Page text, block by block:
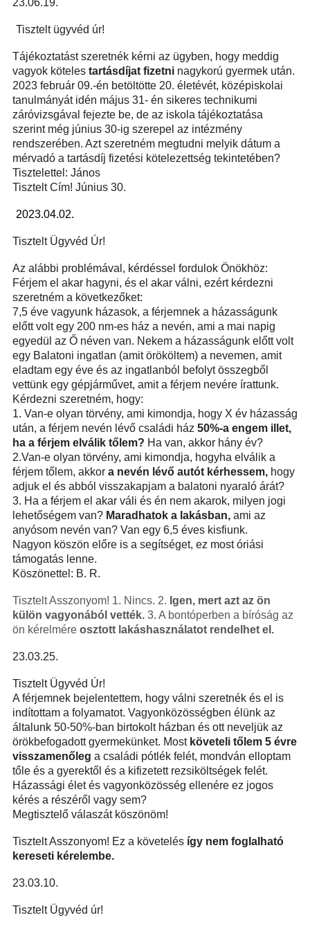
23.06.19.
Tisztelt ügyvéd úr!
Tájékoztatást szeretnék kérni az ügyben, hogy meddig
vagyok köteles tartásd íjat fizetni nagykorú gyermek után.
2023 február 09.-én betöltötte 20. életévét, középiskolai
tanulmányát idén május 31- én sikeres technikumi
záróvizsgával fejezte be, de az iskola tájékoztatása
szerint még június 30-ig szerepel az intézmény
rendszerében. Azt szeretném megtudni melyik dátum a
mérvadó a tartásdíj fizetési kötelezettség tekintetében?
Tisztelettel: János
Tisztelt Cím! Június 30.
2023.04.02.
Tisztelt Ügyvéd Úr!
Az alábbi problémával, kérdéssel fordulok Önökhöz:
Férjem el akar hagyni, és el akar válni, ezért kérdezni
szeretném a következőket:
7,5 éve vagyunk házasok, a férjemnek a házasságunk
előtt volt egy 200 nm-es ház a nevén, ami a mai napig
egyedül az Ő néven van. Nekem a házasságunk előtt volt
egy Balatoni ingatlan (amit örököltem) a nevemen, amit
eladtam egy éve és az ingatlanból befolyt összegből
vettünk egy gépjárművet, amit a férjem nevére írattunk.
Kérdezni szeretném, hogy:
1. Van-e olyan törvény, ami kimondja, hogy X év házasság
után, a férjem nevén lévő családi ház 50%-a engem illet,
ha a férjem elválik tőlem? Ha van, akkor hány év?
2.Van-e olyan törvény, ami kimondja, hogyha elválik a
férjem tőlem, akkor a nevén lévő autót kérhessem, hogy
adjuk el és abból visszakapjam a balatoni nyaraló árát?
3. Ha a férjem el akar váli és én nem akarok, milyen jogi
lehetőségem van? Maradhatok a lakásban, ami az
anyósom nevén van? Van egy 6,5 éves kisfiunk.
Nagyon köszön előre is a segítséget, ez most óriási
támogatás lenne.
Köszönettel: B. R.
Tisztelt Asszonyom! 1. Nincs. 2. Igen, mert azt az ön
külön vagyonából vették. 3. A bontóperben a bíróság az
ön kérelmére osztott lakáshasználatot rendelhet el.
23.03.25.
Tisztelt Ügyvéd Úr!
A férjemnek bejelentettem, hogy válni szeretnék és el is
indítottam a folyamatot. Vagyonközösségben élünk az
általunk 50-50%-ban birtokolt házban és ott neveljük az
örökbefogadott gyermekünket. Most követeli tőlem 5 évre
visszamenőleg a családi pótlék felét, mondván elloptam
tőle és a gyerektől és a kifizetett rezsiköltségek felét.
Házassági élet és vagyonközösség ellenére ez jogos
kérés a részéről vagy sem?
Megtisztelő válaszát köszönöm!
Tisztelt Asszonyom! Ez a követelés így nem foglalható
kereseti kérelembe.
23.03.10.
Tisztelt Ügyvéd úr!